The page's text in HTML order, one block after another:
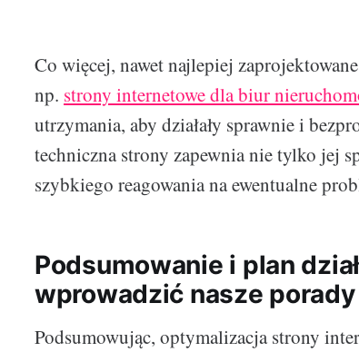
Co więcej, nawet najlepiej
np. strony internetowe dla biur
utrzymania, aby działały sprawnie i
techniczna strony zapewnia nie tylko jej
szybkiego reagowania na ewentualne
Podsumowanie i plan
wprowadzić nasze porady
Podsumowując, optymalizacja strony